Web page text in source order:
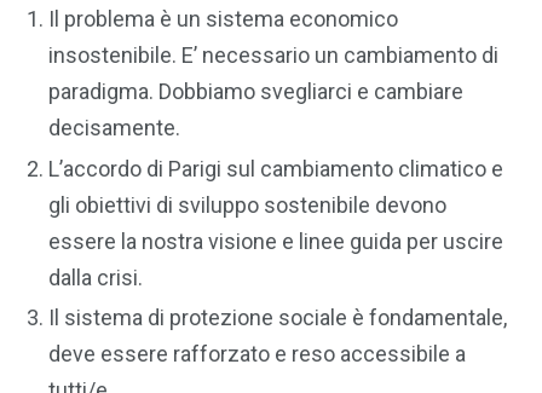
Il problema è un sistema economico
insostenibile. E’ necessario un cambiamento di
paradigma. Dobbiamo svegliarci e cambiare
decisamente.
L’accordo di Parigi sul cambiamento climatico e
gli obiettivi di sviluppo sostenibile devono
essere la nostra visione e linee guida per uscire
dalla crisi.
Il sistema di protezione sociale è fondamentale,
deve essere rafforzato e reso accessibile a